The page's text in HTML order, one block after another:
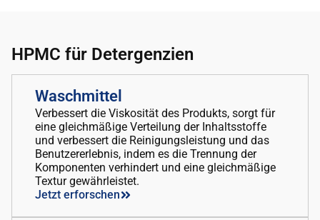
HPMC für Detergenzien
Waschmittel
Verbessert die Viskosität des Produkts, sorgt für
eine gleichmäßige Verteilung der Inhaltsstoffe
und verbessert die Reinigungsleistung und das
Benutzererlebnis, indem es die Trennung der
Komponenten verhindert und eine gleichmäßige
Textur gewährleistet.
Jetzt erforschen